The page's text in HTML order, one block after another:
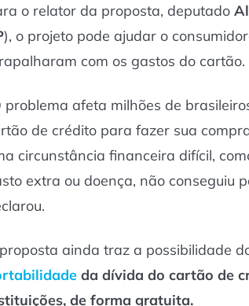
o relator da proposta, deputado
), o projeto pode ajudar o
com os gastos do cartão.
problema afeta milhões de
de crédito para fazer sua
circunstância financeira difícil,
extra ou doença, não conseguiu
ainda traz a possibilidade
da dívida do cartão de
de forma gratuita.